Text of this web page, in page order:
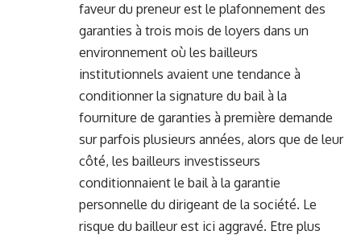
faveur du preneur est le plafonnement des
garanties à trois mois de loyers dans un
environnement où les bailleurs
institutionnels avaient une tendance à
conditionner la signature du bail à la
fourniture de garanties à première demande
sur parfois plusieurs années, alors que de leur
côté, les bailleurs investisseurs
conditionnaient le bail à la garantie
personnelle du dirigeant de la société. Le
risque du bailleur est ici aggravé. Etre plus